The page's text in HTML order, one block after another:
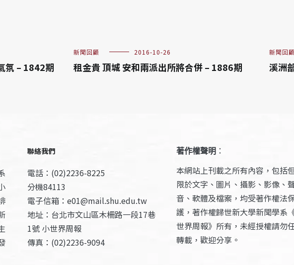
氛 – 1842期
新聞回顧 2016-10-26
租金貴 頂城 安和兩派出所將合併 – 1886期
新聞回顧
溪洲
聯絡我們
電話：(02)2236-8225
分機84113
電子信箱：e01@mail.shu.edu.tw
地址：台北市文山區木柵路一段17巷
1號 小世界周報
傳真：(02)2236-9094
著作權聲明 ：
本網站上刊載之所有內容，包括
限於文字、圖片、攝影、影像、
音、軟體及檔案，均受著作權法
護，著作權歸世新大學新聞學系
世界周報》所有，未經授權請勿
轉載，歡迎分享。